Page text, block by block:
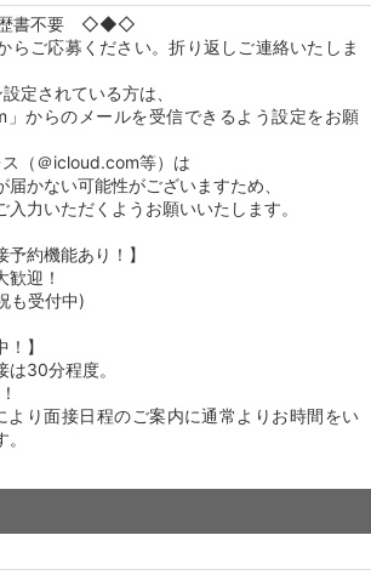
書不要 ◇◆◇
らご応募ください。折り返しご連絡いたしま
定されている方は、
」からのメールを受信できるよう設定をお願
（＠icloud.com等）は
かない可能性がございますため、
力いただくようお願いいたします。
予約機能あり！】
歓迎！
も受付中)
】
30分程度。
より面接日程のご案内に通常よりお時間をい